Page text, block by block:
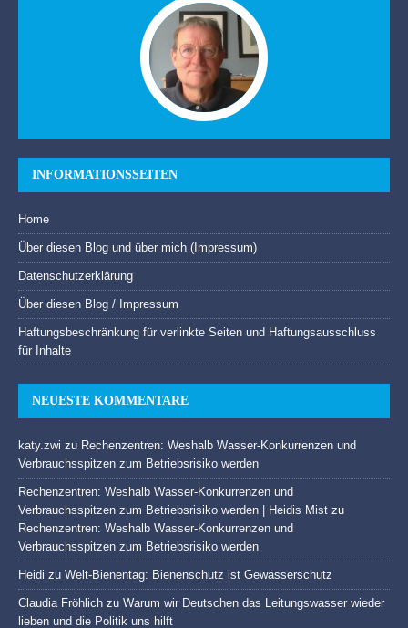
INFORMATIONSSEITEN
Home
Über diesen Blog und über mich (Impressum)
Datenschutzerklärung
Über diesen Blog / Impressum
Haftungsbeschränkung für verlinkte Seiten und Haftungsausschluss
für Inhalte
NEUESTE KOMMENTARE
katy.zwi zu Rechenzentren: Weshalb Wasser-Konkurrenzen und
Verbrauchsspitzen zum Betriebsrisiko werden
Rechenzentren: Weshalb Wasser-Konkurrenzen und
Verbrauchsspitzen zum Betriebsrisiko werden | Heidis Mist zu
Rechenzentren: Weshalb Wasser-Konkurrenzen und
Verbrauchsspitzen zum Betriebsrisiko werden
Heidi zu Welt-Bienentag: Bienenschutz ist Gewässerschutz
Claudia Fröhlich zu Warum wir Deutschen das Leitungswasser wieder
lieben und die Politik uns hilft